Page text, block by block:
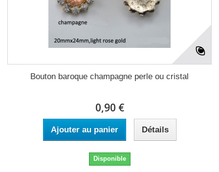
Bouton baroque champagne perle ou cristal
0,90 €
Ajouter au panier Détails
Disponible